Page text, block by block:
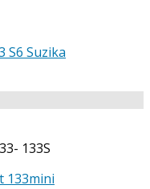
S6 Suzika
133S
133mini